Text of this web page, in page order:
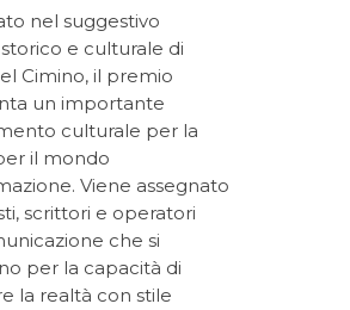
nel suggestivo
e culturale di
Cimino, il premio
un importante
culturale per la
il mondo
Viene assegnato
scrittori e operatori
che si
per la capacità di
la realtà con stile